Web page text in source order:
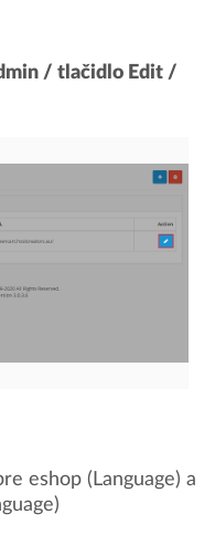
/ tlačidlo Edit /
eshop (Language) a